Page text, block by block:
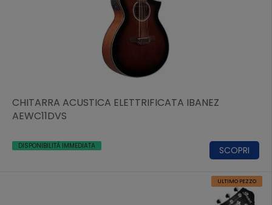
CHITARRA ACUSTICA ELETTRIFICATA IBANEZ
AEWC11DVS
DISPONIBILITÀ IMMEDIATA SCOPRI
ULTIMO PEZZO